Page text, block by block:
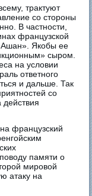
трактуют
со стороны
В частности,
французской
Якобы ее
сыром.
на условии
ответного
и дальше. Так
со
действия
французский
памяти о
мировой
атаку на